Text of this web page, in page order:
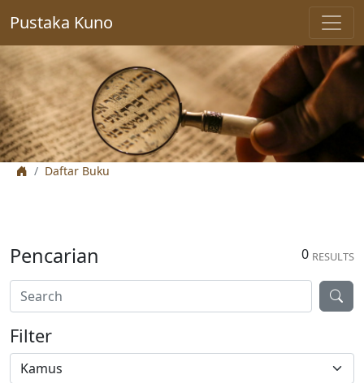
Pustaka Kuno
Daftar Buku
0 RESULTS
Pencarian
Filter